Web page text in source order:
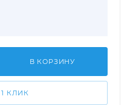
В КОРЗИНУ
КЛИК